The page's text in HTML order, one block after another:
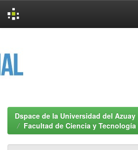
Dspace de la Universidad del Azuay
Facultad de Ciencia y Tecnología